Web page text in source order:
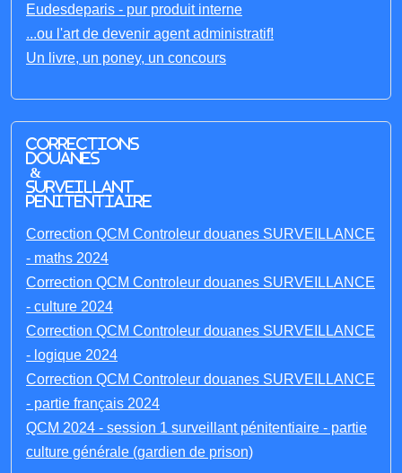
Eudesdeparis - pur produit interne
...ou l'art de devenir agent administratif!
Un livre, un poney, un concours
Corrections
Douanes
&
Surveillant
penitentiaire
Correction QCM Controleur douanes SURVEILLANCE
- maths 2024
Correction QCM Controleur douanes SURVEILLANCE
- culture 2024
Correction QCM Controleur douanes SURVEILLANCE
- logique 2024
Correction QCM Controleur douanes SURVEILLANCE
- partie français 2024
QCM 2024 - session 1 surveillant pénitentiaire - partie
culture générale (gardien de prison)